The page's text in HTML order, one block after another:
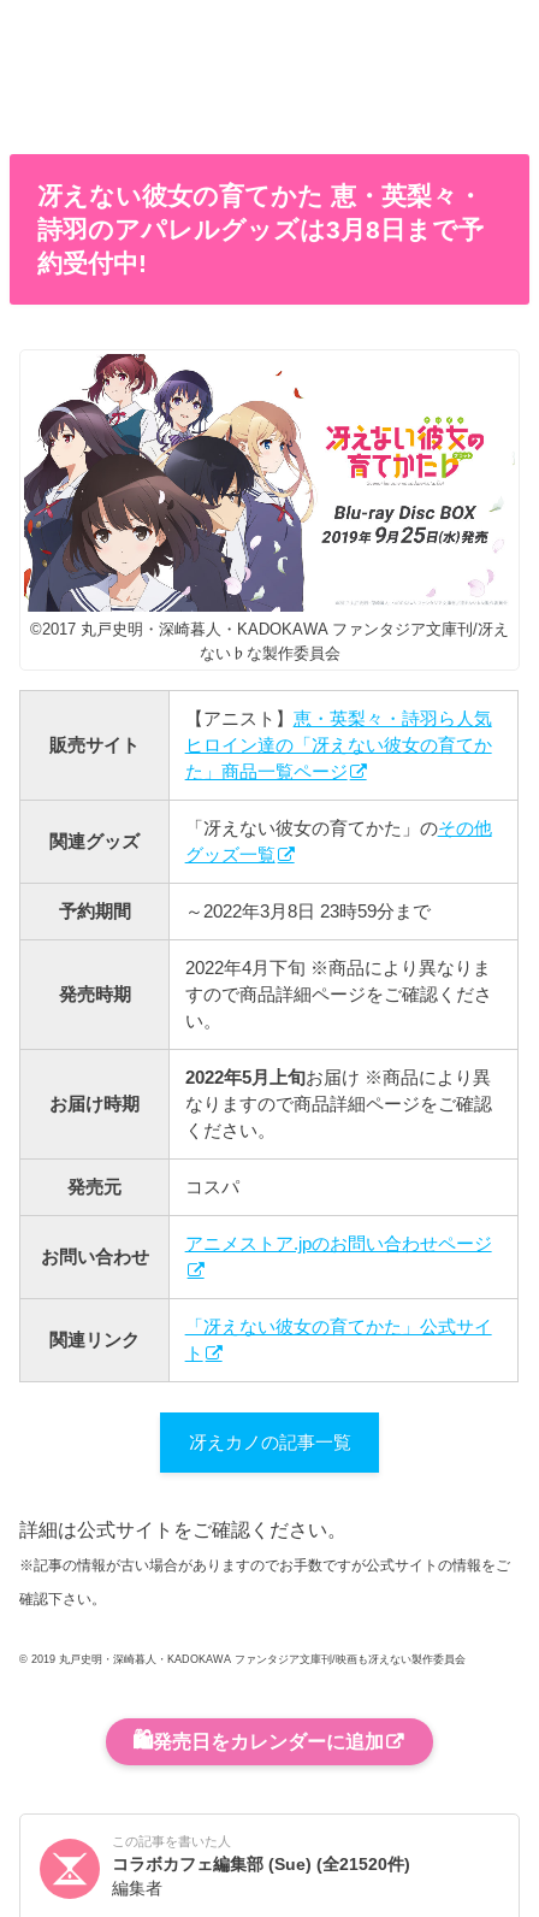
冴えない彼女の育てかた 恵・英梨々・
詩羽のアパレルグッズは3月8日まで予
約受付中!
©2017 丸戸史明・深崎暮人・KADOKAWA ファンタジア文庫刊/冴え
ない♭な製作委員会
販売サイト
【アニスト】 恵・英梨々・詩羽ら人気
ヒロイン達の「冴えない彼女の育てか
た」商品一覧ページ
関連グッズ
「冴えない彼女の育てかた」のその他
グッズ一覧
予約期間 ～2022年3月8日 23時59分まで
発売時期
2022年4月下旬 ※商品により異なりま
すので商品詳細ページをご確認くださ
い。
お届け時期
2022年5月上旬お届け ※商品により異
なりますので商品詳細ページをご確認
ください。
発売元 コスパ
お問い合わせ
アニメストア.jpのお問い合わせページ
関連リンク
「冴えない彼女の育てかた」公式サイ
ト
冴えカノの記事一覧
詳細は公式サイトをご確認ください。
※記事の情報が古い場合がありますのでお手数ですが公式サイトの情報をご
確認下さい。
© 2019 丸戸史明・深崎暮人・KADOKAWA ファンタジア文庫刊/映画も冴えない製作委員会
🛍️発売日をカレンダーに追加
この記事を書いた人
コラボカフェ編集部 (Sue)(全21520件)
編集者